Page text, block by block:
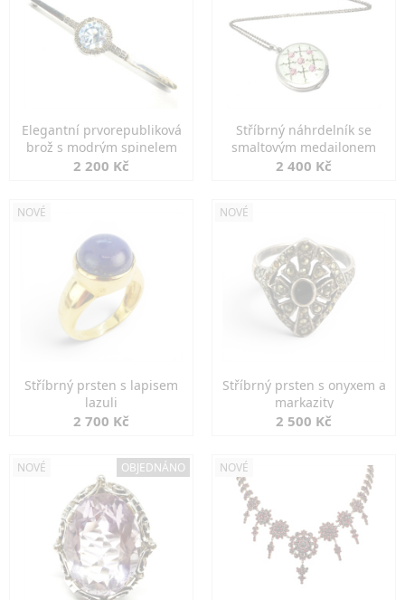
Elegantní prvorepubliková
brož s modrým spinelem
2 200 Kč
Stříbrný náhrdelník se
smaltovým medailonem
2 400 Kč
NOVÉ
Stříbrný prsten s lapisem
lazuli
2 700 Kč
NOVÉ
Stříbrný prsten s onyxem a
markazity
2 500 Kč
NOVÉ OBJEDNÁNO NOVÉ